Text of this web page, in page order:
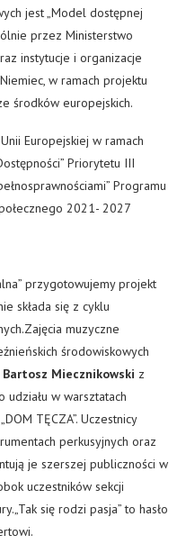
jest „Model dostępnej
przez Ministerstwo
instytucje i organizacje
w ramach projektu
środków europejskich.
Europejskiej w ramach
Priorytetu III
Programu
2021- 2027
przygotowujemy projekt
składa się z cyklu
muzyczne
środowiskowych
Bartosz Miecznikowski z
udziału w warsztatach
TĘCZA”. Uczestnicy
perkusyjnych oraz
je szerszej publiczności w
uczestników sekcji
się rodzi pasja” to hasło